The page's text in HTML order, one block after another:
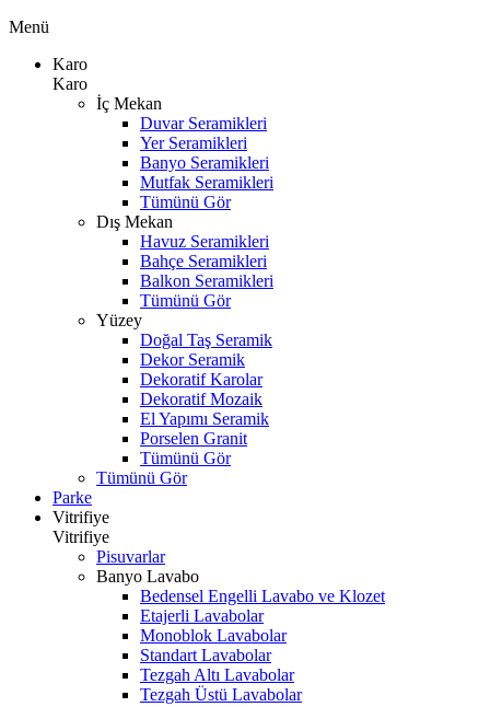
Menü
Karo
Karo
İç Mekan
Duvar Seramikleri
Yer Seramikleri
Banyo Seramikleri
Mutfak Seramikleri
Tümünü Gör
Dış Mekan
Havuz Seramikleri
Bahçe Seramikleri
Balkon Seramikleri
Tümünü Gör
Yüzey
Doğal Taş Seramik
Dekor Seramik
Dekoratif Karolar
Dekoratif Mozaik
El Yapımı Seramik
Porselen Granit
Tümünü Gör
Tümünü Gör
Parke
Vitrifiye
Vitrifiye
Pisuvarlar
Banyo Lavabo
Bedensel Engelli Lavabo ve Klozet
Etajerli Lavabolar
Monoblok Lavabolar
Standart Lavabolar
Tezgah Altı Lavabolar
Tezgah Üstü Lavabolar